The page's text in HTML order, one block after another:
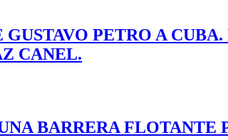
PETRO A
CANEL.
BARRERA